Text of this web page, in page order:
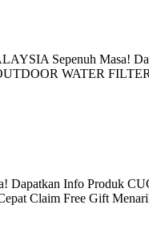
Sepenuh Masa!
WATER
Dapatkan Info Produk
Claim Free Gift